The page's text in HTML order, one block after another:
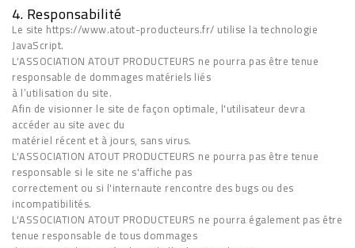
4. Responsabilité
Le site https://www.atout-producteurs.fr/ utilise la technologie
JavaScript.
L'ASSOCIATION ATOUT PRODUCTEURS ne pourra pas être tenue
responsable de dommages matériels liés
à l’utilisation du site.
Afin de visionner le site de façon optimale, l'utilisateur devra
accéder au site avec du
matériel récent et à jours, sans virus.
L'ASSOCIATION ATOUT PRODUCTEURS ne pourra pas être tenue
responsable si le site ne s'affiche pas
correctement ou si l'internaute rencontre des bugs ou des
incompatibilités.
L'ASSOCIATION ATOUT PRODUCTEURS ne pourra également pas être
tenue responsable de tous dommages